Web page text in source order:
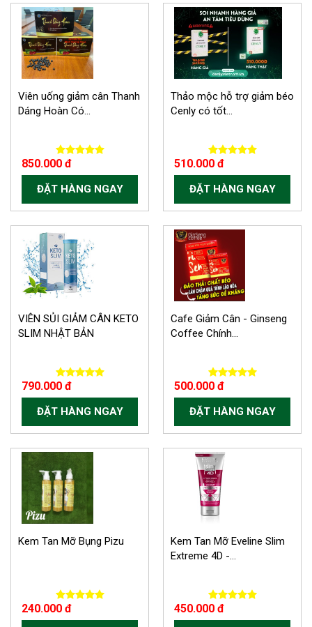
Viên uống giảm cân Thanh
Dáng Hoàn Có...
850.000 đ
ĐẶT HÀNG NGAY
Thảo mộc hỗ trợ giảm béo
Cenly có tốt...
510.000 đ
ĐẶT HÀNG NGAY
VIÊN SỦI GIẢM CÂN KETO
SLIM NHẬT BẢN
790.000 đ
ĐẶT HÀNG NGAY
Cafe Giảm Cân - Ginseng
Coffee Chính...
500.000 đ
ĐẶT HÀNG NGAY
Kem Tan Mỡ Bụng Pizu
240.000 đ
Kem Tan Mỡ Eveline Slim
Extreme 4D -...
450.000 đ